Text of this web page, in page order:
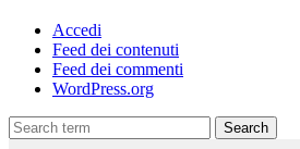
Accedi
Feed dei contenuti
Feed dei commenti
WordPress.org
Search